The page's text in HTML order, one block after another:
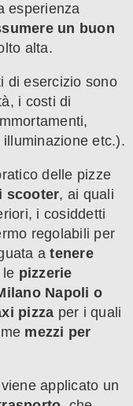
esperienza
un buon
alta.
di esercizio sono
i costi di
etc.).
delle pizze
scooter, ai quali
i cosiddetti
regolabili per
atenere
le pizzerie
Napoli o
pizza per i quali
mezzi per
applicato un